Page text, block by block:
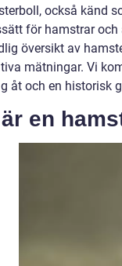
också känd
för hamstrar och
översikt av
mätningar. Vi
åt och en historisk
en